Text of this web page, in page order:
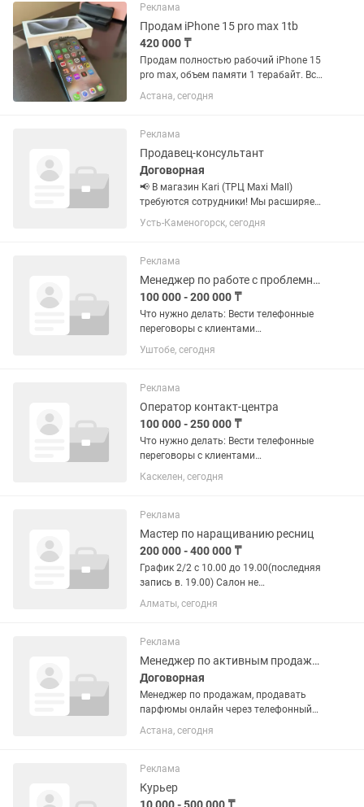
Реклама
Продам iPhone 15 pro max 1tb
420 000 ₸
Продам полностью рабочий iPhone 15
pro max, объем памяти 1 терабайт. Все
функции работают, телефон никогда не
был в ремонте, любые проверки.
аккумулятор держит...
Астана, сегодня
Реклама
Продавец-консультант
Договорная
📢 В магазин Kari (ТРЦ Maxi Mall)
требуются сотрудники! Мы расширяем
команду и приглашаем на работу
ответственных, активных и
Открытые вакансии: ❗️Администратор
(без...
Усть-Каменогорск, сегодня
Реклама
Менеджер по работе с проблемными займами
100 000 - 200 000 ₸
Что нужно делать: Вести телефонные
переговоры с клиентами
Информировать о текущей
задолженности Консультировать по
Фиксировать результаты разговоров в
системе Мы...
Уштобе, сегодня
Реклама
Оператор контакт-центра
100 000 - 250 000 ₸
Что нужно делать: Вести телефонные
переговоры с клиентами
Информировать о текущей
задолженности Консультировать по
Фиксировать результаты разговоров в
системе Мы...
Каскелен, сегодня
Реклама
Мастер по наращиванию ресниц
200 000 - 400 000 ₸
График 2/2 с 10.00 до 19.00(последняя
запись в. 19.00) Салон не
новый,работает давно,клиентская база
есть. Все дальнейшие вопросы по
Алматы, сегодня
Реклама
Менеджер по активным продажам
Договорная
Менеджер по продажам, продавать
парфюмы онлайн через телефонный
звонок/, работа в офисе
Астана, сегодня
Реклама
Курьер